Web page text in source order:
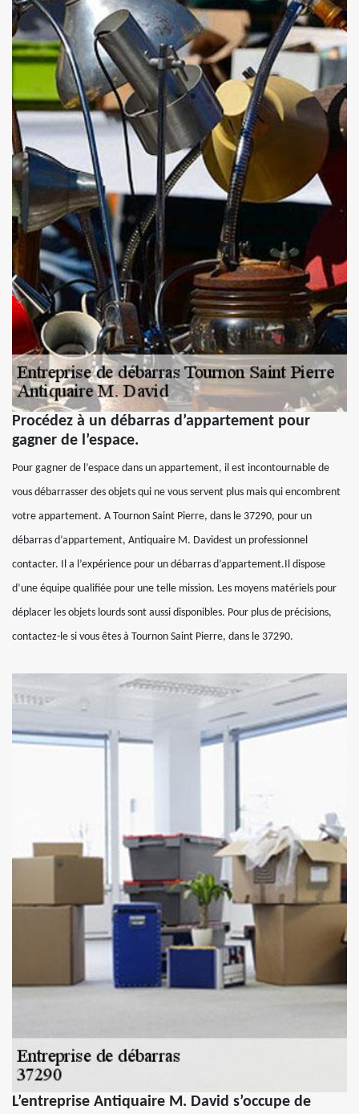
Procédez à un débarras d’appartement pour
gagner de l’espace.
Pour gagner de l’espace dans un appartement, il est incontournable de
vous débarrasser des objets qui ne vous servent plus mais qui encombrent
votre appartement. A Tournon Saint Pierre, dans le 37290, pour un
débarras d’appartement, Antiquaire M. Davidest un professionnel
contacter. Il a l’expérience pour un débarras d’appartement.Il dispose
d’une équipe qualifiée pour une telle mission. Les moyens matériels pour
déplacer les objets lourds sont aussi disponibles. Pour plus de précisions,
contactez-le si vous êtes à Tournon Saint Pierre, dans le 37290.
L’entreprise Antiquaire M. David s’occupe de